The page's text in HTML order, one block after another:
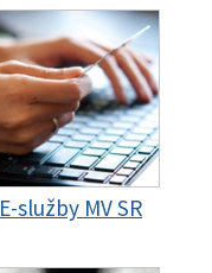
E-služby MV SR